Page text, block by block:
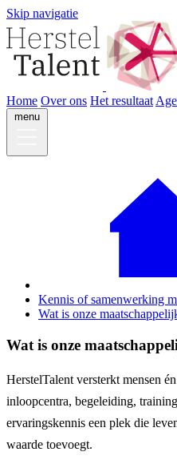
Skip navigatie
Home Over ons Het resultaat
menu
Het resultaat
Kennis of samenwerking
Wat is onze
Wat is onze
HerstelTalent versterkt mensen
inloopcentra, begeleiding,
ervaringskennis een plek die
waarde toevoegt.